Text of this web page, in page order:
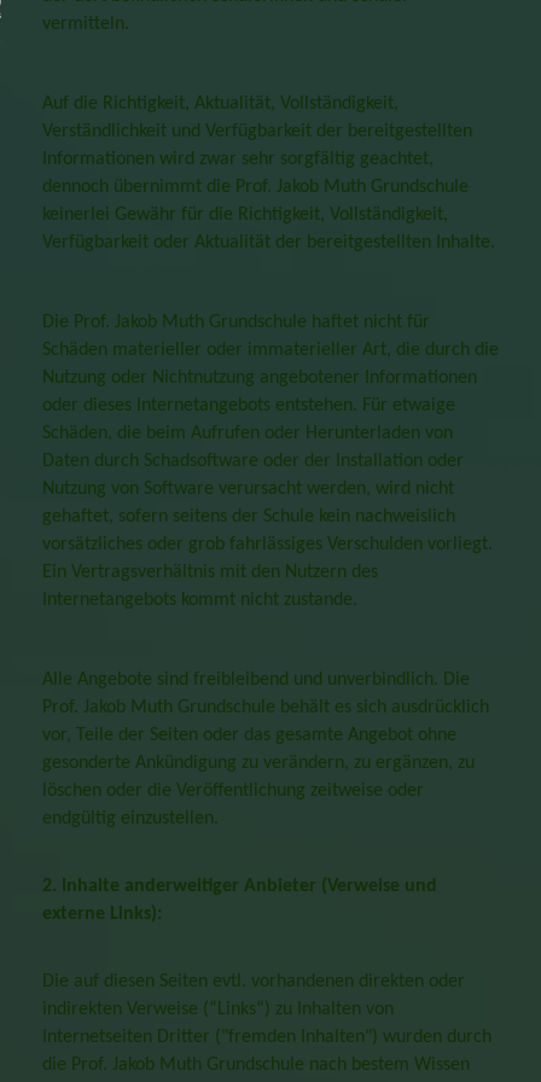
vermitteln.
Auf die Richtigkeit, Aktualität, Vollständigkeit,
Verständlichkeit und Verfügbarkeit der bereitgestellten
Informationen wird zwar sehr sorgfältig geachtet,
dennoch übernimmt die Prof. Jakob Muth Grundschule
keinerlei Gewähr für die Richtigkeit, Vollständigkeit,
Verfügbarkeit oder Aktualität der bereitgestellten Inhalte.
Die Prof. Jakob Muth Grundschule haftet nicht für
Schäden materieller oder immaterieller Art, die durch die
Nutzung oder Nichtnutzung angebotener Informationen
oder dieses Internetangebots entstehen. Für etwaige
Schäden, die beim Aufrufen oder Herunterladen von
Daten durch Schadsoftware oder der Installation oder
Nutzung von Software verursacht werden, wird nicht
gehaftet, sofern seitens der Schule kein nachweislich
vorsätzliches oder grob fahrlässiges Verschulden vorliegt.
Ein Vertragsverhältnis mit den Nutzern des
Internetangebots kommt nicht zustande.
Alle Angebote sind freibleibend und unverbindlich. Die
Prof. Jakob Muth Grundschule behält es sich ausdrücklich
vor, Teile der Seiten oder das gesamte Angebot ohne
gesonderte Ankündigung zu verändern, zu ergänzen, zu
löschen oder die Veröffentlichung zeitweise oder
endgültig einzustellen.
2. Inhalte anderweitiger Anbieter (Verweise und
externe Links):
Die auf diesen Seiten evtl. vorhandenen direkten oder
indirekten Verweise (“Links“) zu Inhalten von
Internetseiten Dritter ("fremden Inhalten") wurden durch
die Prof. Jakob Muth Grundschule nach bestem Wissen